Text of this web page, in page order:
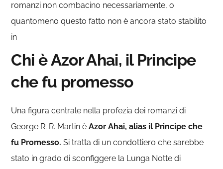
romanzi non combacino necessariamente, o
quantomeno questo fatto non è ancora stato stabilito
in
Chi è Azor Ahai, il Principe
che fu promesso
Una figura centrale nella profezia dei romanzi di
George R. R. Martin èAzor Ahai, alias il Principe che
fu Promesso.Si tratta di un condottiero che sarebbe
stato in grado di sconfiggere la Lunga Notte di